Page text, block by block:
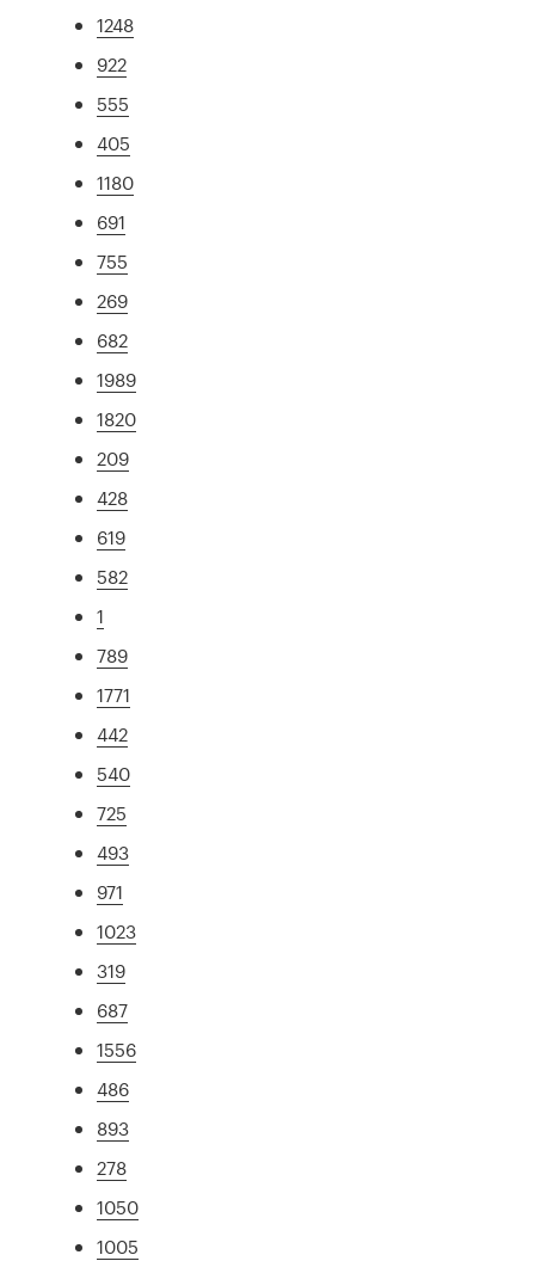
1248
922
555
405
1180
691
755
269
682
1989
1820
209
428
619
582
1
789
1771
442
540
725
493
971
1023
319
687
1556
486
893
278
1050
1005